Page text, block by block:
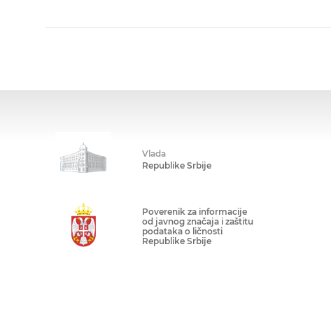
Vlada
Republike Srbije
Poverenik za informacije
od javnog značaja i zaštitu
podataka o ličnosti
Republike Srbije